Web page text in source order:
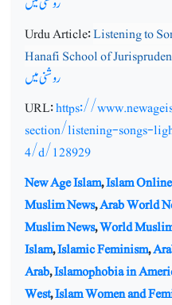
Urdu Article:Listening to
Hanafi School of
روشنی میں
URL:https://
section/listening-songs-
4/d/128929
New Age Islam,Islam Online
Muslim News,Arab World
Muslim News,World
Islam,Islamic Feminism,
Arab,Islamophobia in
West,Islam Women and